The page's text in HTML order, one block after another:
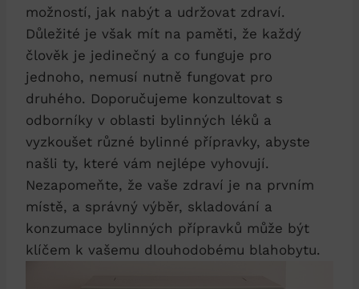
možností, jak nabýt a udržovat zdraví.
Důležité je však mít na paměti, že každý
člověk je jedinečný a co funguje pro
jednoho, nemusí nutně fungovat pro
druhého. Doporučujeme konzultovat s
odborníky v oblasti bylinných léků a
vyzkoušet různé bylinné přípravky, abyste
našli ty, které vám nejlépe vyhovují.
Nezapomeňte, že vaše zdraví je na prvním
místě, a správný výběr, skladování a
konzumace bylinných přípravků může být
klíčem k vašemu dlouhodobému blahobytu.